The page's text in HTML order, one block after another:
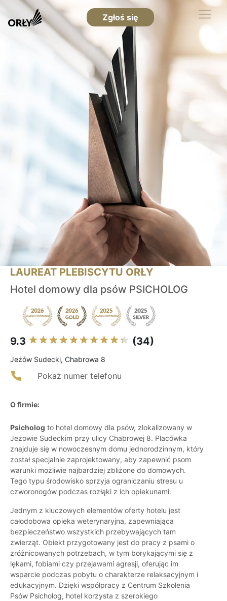
Zgłoś się
LAUREAT PLEBISCYTU ORŁY
Hotel domowy dla psów PSICHOLOG
9.3 (34)
Jeżów Sudecki, Chabrowa 8
Pokaż numer telefonu
O firmie:
Psicholog to hotel domowy dla psów, zlokalizowany w
Jeżowie Sudeckim przy ulicy Chabrowej 8. Placówka
znajduje się w nowoczesnym domu jednorodzinnym, który
został specjalnie zaprojektowany, aby zapewnić psom
warunki możliwie najbardziej zbliżone do domowych.
Tego typu środowisko sprzyja ograniczaniu stresu u
czworonogów podczas rozłąki z ich opiekunami.
Jednym z kluczowych elementów oferty hotelu jest
całodobowa opieka weterynaryjna, zapewniająca
bezpieczeństwo wszystkich przebywających tam
zwierząt. Obiekt przygotowany jest do pracy z psami o
zróżnicowanych potrzebach, w tym borykającymi się z
lękami, fobiami czy przejawami agresji, oferując im
wsparcie podczas pobytu o charakterze relaksacyjnym i
edukacyjnym. Dzięki współpracy z Centrum Szkolenia
Psów Psicholog, hotel korzysta z szerokiego